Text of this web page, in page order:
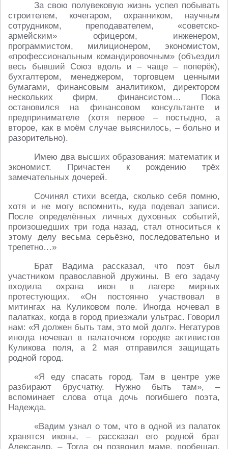
За свою полувековую жизнь успел побывать
строителем, кочегаром, охранником, научным
сотрудником, преподавателем, «советско-
армейским» офицером, инженером,
программистом, милиционером, экономистом,
«профессиональным командировочным» (объездил
весь бывший Союз вдоль и – чаще – поперёк),
бухгалтером, менеджером, торговцем ценными
бумагами, финансовым аналитиком, директором
нескольких фирм, финансистом… Пока
остановился на финансовом консультанте и
предпринимателе (хотя первое – постыдно, а
второе, как в моём случае выяснилось, – больно и
разорительно).
Имею два высших образования: математик и
экономист. Причастен к рождению трёх
замечательных дочерей.
Сочинял стихи всегда, сколько себя помню,
хотя и не могу вспомнить, куда подевал записи.
После определённых личных духовных событий,
произошедших три года назад, стал относиться к
этому делу весьма серьёзно, последовательно и
трепетно…»
Брат Вадима рассказал, что поэт был
участником православной дружины. В его задачу
входила охрана икон в лагере мирных
протестующих. «Он постоянно участвовал в
митингах на Куликовом поле. Иногда ночевал в
палатках, когда в город приезжали ультрас. Говорил
нам: «Я должен быть там, это мой долг». Негатуров
иногда ночевал в палаточном городке активистов
Куликова поля, а 2 мая отправился защищать
родной город.
«Я еду спасать город. Там в центре уже
разбирают брусчатку. Нужно быть там», –
вспоминает слова отца дочь погибшего поэта,
Надежда.
«Вадим узнал о том, что в одной из палаток
хранятся иконы, – рассказал его родной брат
Александр. – Тогда он позвонил маме, пообещал,